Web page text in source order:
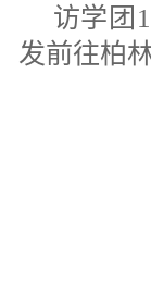
访学团
发前往柏